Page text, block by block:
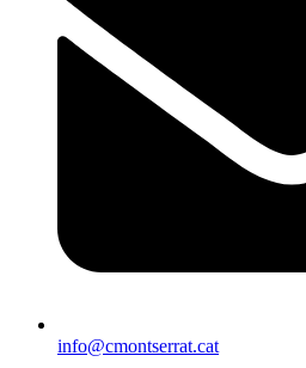
info@cmontserrat.cat